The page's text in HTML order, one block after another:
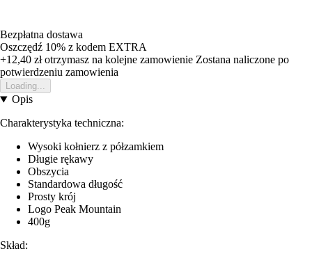
Bezpłatna dostawa
Oszczędź 10% z kodem EXTRA
+12,40 złotrzymasz na kolejne zamowienie Zostana naliczone po
potwierdzeniu zamowienia
Loading...
Opis
Charakterystyka techniczna:
Wysoki kołnierz z półzamkiem
Długie rękawy
Obszycia
Standardowa długość
Prosty krój
Logo Peak Mountain
400g
Skład: